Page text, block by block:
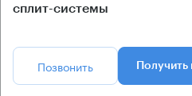
сплит-системы
Позвонить